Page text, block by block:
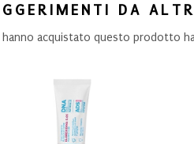
DA
hanno acquistato questo prodotto